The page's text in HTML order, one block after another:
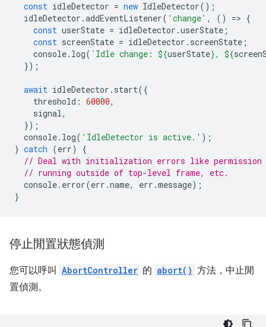
const idleDetector = new IdleDetector();
idleDetector .addEventListener( 'change' , () => {
const userState = idleDetector .userState ;
const screenState = idleDetector . screenState ;
console. log( `Idle change: ${userState}, ${
});
await idleDetector . start({
threshold : 60000,
signal,
});
console. log( 'IdleDetector is active.' );
} catch (err)
{
// Deal with initialization errors like permission
// running outside of top-level frame, etc.
console. error(err .name, err .message);
}
停止閒置狀態偵測
您可以呼叫 AbortController 的 abort() 方法，中止閒
置偵測。